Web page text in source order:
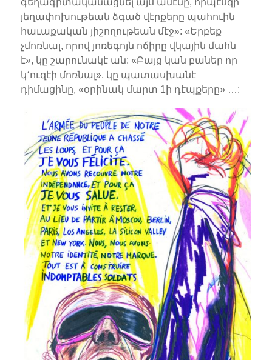
յեղափոխութեան ձգած վէրքերը պահուին
հաւաքական յիշողութեան մէջ»: «Երբեք
չմոռնալ, որով յոռեգոյն ոճիրը վկային մահն
է», կը շարունակէ ան: «Բայց կան բաներ որ
կ՚ուզէի մոռնալ», կը պատասխանէ
դիմացինը, «օրինակ մարտ 1ի դէպքերը» …: